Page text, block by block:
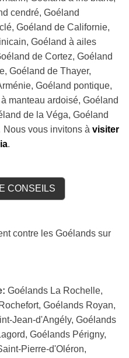
cendré, Goéland
Goéland de Californie,
Goéland à ailes
de Cortez, Goéland
Goéland de Thayer,
Goéland pontique,
manteau ardoisé, Goéland
de la Véga, Goéland
vous invitons à visiter
.
CONSEILS
contre les Goélands sur
Goélands La Rochelle,
Goélands Royan,
Jean-d'Angély, Goélands
Goélands Périgny,
Pierre-d'Oléron,